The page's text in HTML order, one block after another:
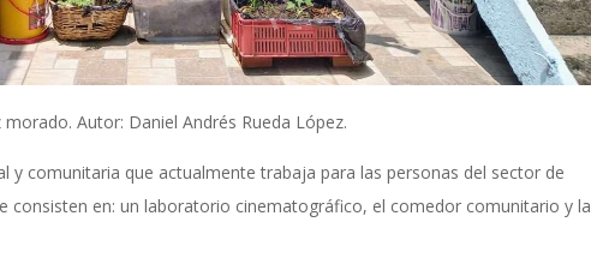
Autor: Daniel Andrés Rueda López.
y comunitaria que actualmente trabaja para las personas del sector de
consisten en: un laboratorio cinematográfico, el comedor comunitario y la